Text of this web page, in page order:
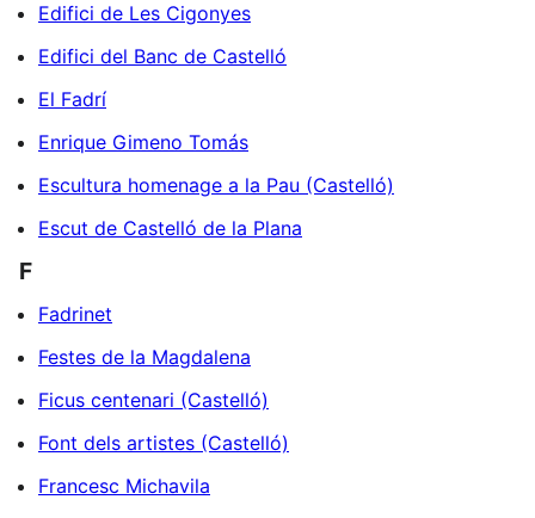
Edifici de Les Cigonyes
Edifici del Banc de Castelló
El Fadrí
Enrique Gimeno Tomás
Escultura homenage a la Pau (Castelló)
Escut de Castelló de la Plana
F
Fadrinet
Festes de la Magdalena
Ficus centenari (Castelló)
Font dels artistes (Castelló)
Francesc Michavila